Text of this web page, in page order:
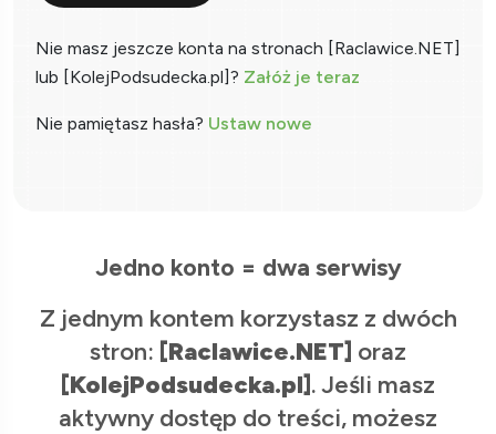
Nie masz jeszcze konta na stronach [Raclawice.NET]
lub [KolejPodsudecka.pl]? Załóż je teraz
Nie pamiętasz hasła? Ustaw nowe
Jedno konto = dwa serwisy
Z jednym kontem korzystasz z dwóch
stron: [Raclawice.NET] oraz
[KolejPodsudecka.pl]. Jeśli masz
aktywny dostęp do treści, możesz